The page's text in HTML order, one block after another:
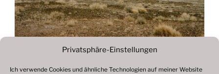
Privatsphäre-Einstellungen
Ich verwende Cookies und ähnliche Technologien auf meiner Website